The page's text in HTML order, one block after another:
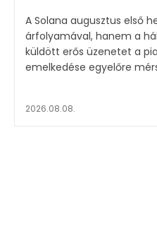
A Solana augusztus első
árfolyamával, hanem a
küldött erős üzenetet a piacnak. Miközben
emelkedése egyelőre
2026.08.08.